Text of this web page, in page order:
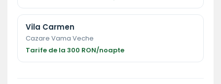
Vila Carmen
Cazare Vama Veche
Tarife de la 300 RON/noapte